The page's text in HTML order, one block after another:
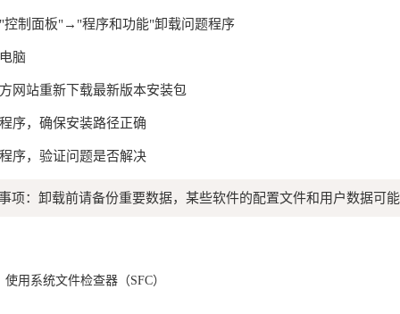
制面板"→"程序和功能"卸载问题程序
脑
网站重新下载最新版本安装包
序，确保安装路径正确
序，验证问题是否解决
项：卸载前请备份重要数据，某些软件的配置文件和用户数据可
使用系统文件检查器（SFC）